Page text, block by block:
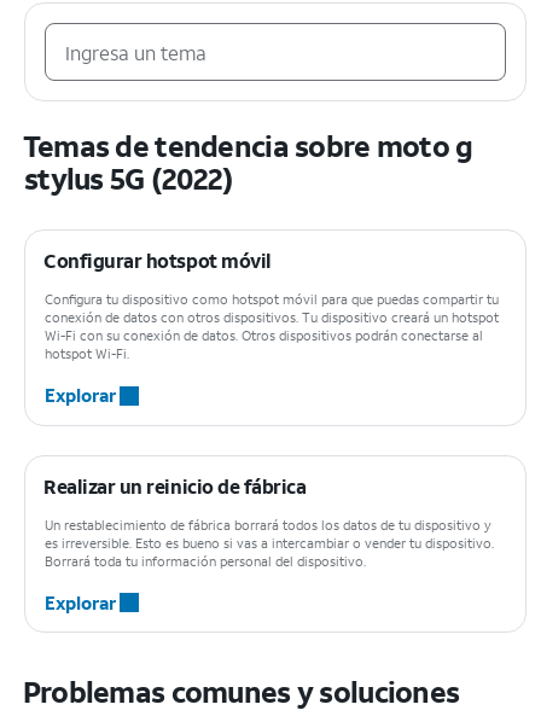
Temas de tendencia sobre moto g
stylus 5G (2022)
Configurar hotspot móvil
Configura tu dispositivo como hotspot móvil para que puedas compartir tu
conexión de datos con otros dispositivos. Tu dispositivo creará un hotspot
Wi-Fi con su conexión de datos. Otros dispositivos podrán conectarse al
hotspot Wi-Fi.
Explorar
Realizar un reinicio de fábrica
Un restablecimiento de fábrica borrará todos los datos de tu dispositivo y
es irreversible. Esto es bueno si vas a intercambiar o vender tu dispositivo.
Borrará toda tu información personal del dispositivo.
Explorar
Problemas comunes y soluciones